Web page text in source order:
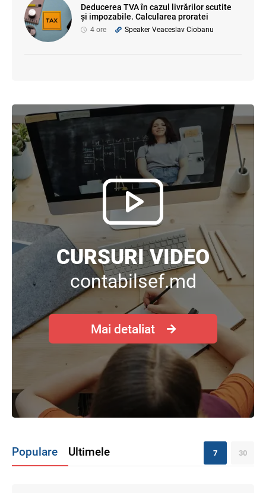
Deducerea TVA în cazul livrărilor scutite
și impozabile. Calcularea proratei
4 ore Speaker Veaceslav Ciobanu
CURSURI VIDEO
contabilsef.md
Mai detaliat
Populare Ultimele 7 30